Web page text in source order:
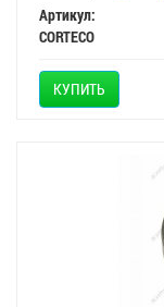
Артикул:
CORTECO
КУПИТЬ